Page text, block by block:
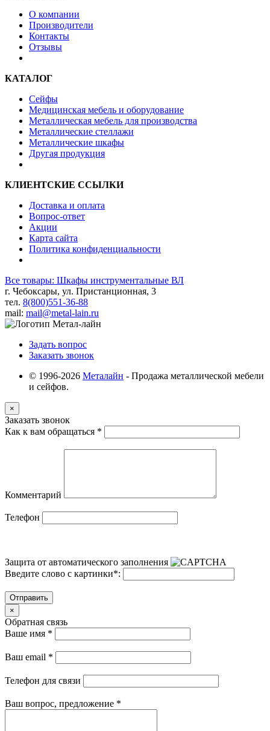
О компании
Производители
Контакты
Отзывы
КАТАЛОГ
Сейфы
Медицинская мебель и оборудование
Металлическая мебель для производства
Металлические стеллажи
Металлические шкафы
Другая продукция
КЛИЕНТСКИЕ ССЫЛКИ
Доставка и оплата
Вопрос-ответ
Акции
Карта сайта
Политика конфиденциальности
Все товары: Шкафы инструментальные ВЛ
г. Чебоксары, ул. Пристанционная, 3
тел. 8(800)551-36-88
mail: mail@metal-lain.ru
Задать вопрос
Заказать звонок
© 1996-2026 Металайн - Продажа металлической мебели
и сейфов.
×
Заказать звонок
Как к вам обращаться *
Комментарий
Телефон
Защита от автоматического заполнения
Введите слово с картинки*:
Отправить
×
Обратная связь
Ваше имя *
Ваш email *
Телефон для связи
Ваш вопрос, предложение *